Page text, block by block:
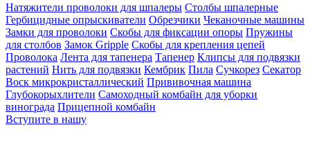
Натяжители проволоки для шпалеры Столбы шпалерные
Гербицидные опрыскиватели Обрезчики Чеканочные машины
Замки для проволоки Скобы для фиксации опоры Пружины
для столбов Замок Gripple Скобы для крепления цепей
Проволока Лента для тапенера Тапенер Клипсы для подвязки
растений Нить для подвязки Кембрик Пила Сучкорез Секатор
Воск микрокристаллический Прививочная машина
Глубокорыхлители Самоходный комбайн для уборки
винограда Прицепной комбайн
Вступите в нашу